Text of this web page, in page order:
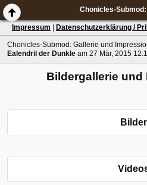
Impressum Datenschutzerklärung /
Chonicles-Submod: Gallerie und
Ealendril der Dunkle am 27 Mär, 2015
Bildergallerie und
Bilder